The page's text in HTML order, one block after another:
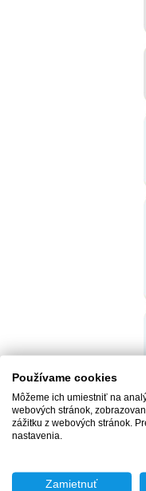
Používame cookies
Môžeme ich umiestniť na
webových stránok,
zážitku z webových stránok.
nastavenia.
Zamietnuť